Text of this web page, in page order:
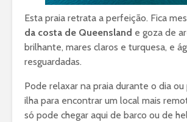
Esta praia retrata a perfeição. Fica
da costa de Queensland e goza de
brilhante, mares claros e turquesa, e
resguardadas.
Pode relaxar na praia durante o dia ou
ilha para encontrar um local mais
só pode chegar aqui de barco ou de